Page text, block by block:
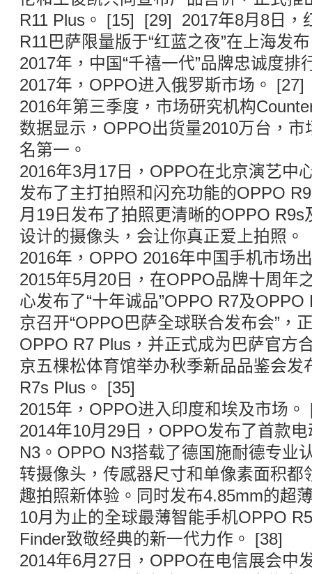
R11 Plus。 [15] [29] 2017年8月8日，
R11巴萨限量版于“红蓝之夜”在上海发
2017年，中国“千禧一代”品牌忠诚度
2017年，OPPO进入俄罗斯市场。 [27]
2016年第三季度，市场研究机构
数据显示，OPPO出货量2010万台，
名第一。
2016年3月17日，OPPO在北京演艺中
发布了主打拍照和闪充功能的OPPO
月19日发布了拍照更清晰的OPPO
设计的摄像头，会让你真正爱上拍照。
2016年，OPPO 2016年中国手机市场
2015年5月20日，在OPPO品牌十周年
心发布了“十年诚品”OPPO R7及
京召开“OPPO巴萨全球联合发布会”，
OPPO R7 Plus，并正式成为巴萨官方
京五棵松体育馆举办秋季新品品鉴会发
R7s Plus。 [35]
2015年，OPPO进入印度和埃及市场。
2014年10月29日，OPPO发布了首款
N3。OPPO N3搭载了德国施耐德专业
转摄像头，传感器尺寸和单像素面积都
趣拍照新体验。同时发布4.85mm的超
10月为止的全球最薄智能手机OPPO
Finder致敬经典的新一代力作。 [38]
2014年6月27日，OPPO在电信展会中